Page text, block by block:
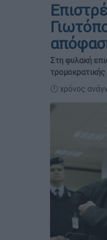
Στη φυλακή
🕛 χρόνος